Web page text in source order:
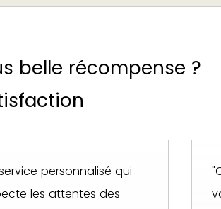
belle récompense ?
personnalisé qui
les attentes des